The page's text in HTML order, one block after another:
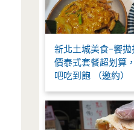
新北土城美食-饗
價泰式套餐超划算
吧吃到飽 （邀約）